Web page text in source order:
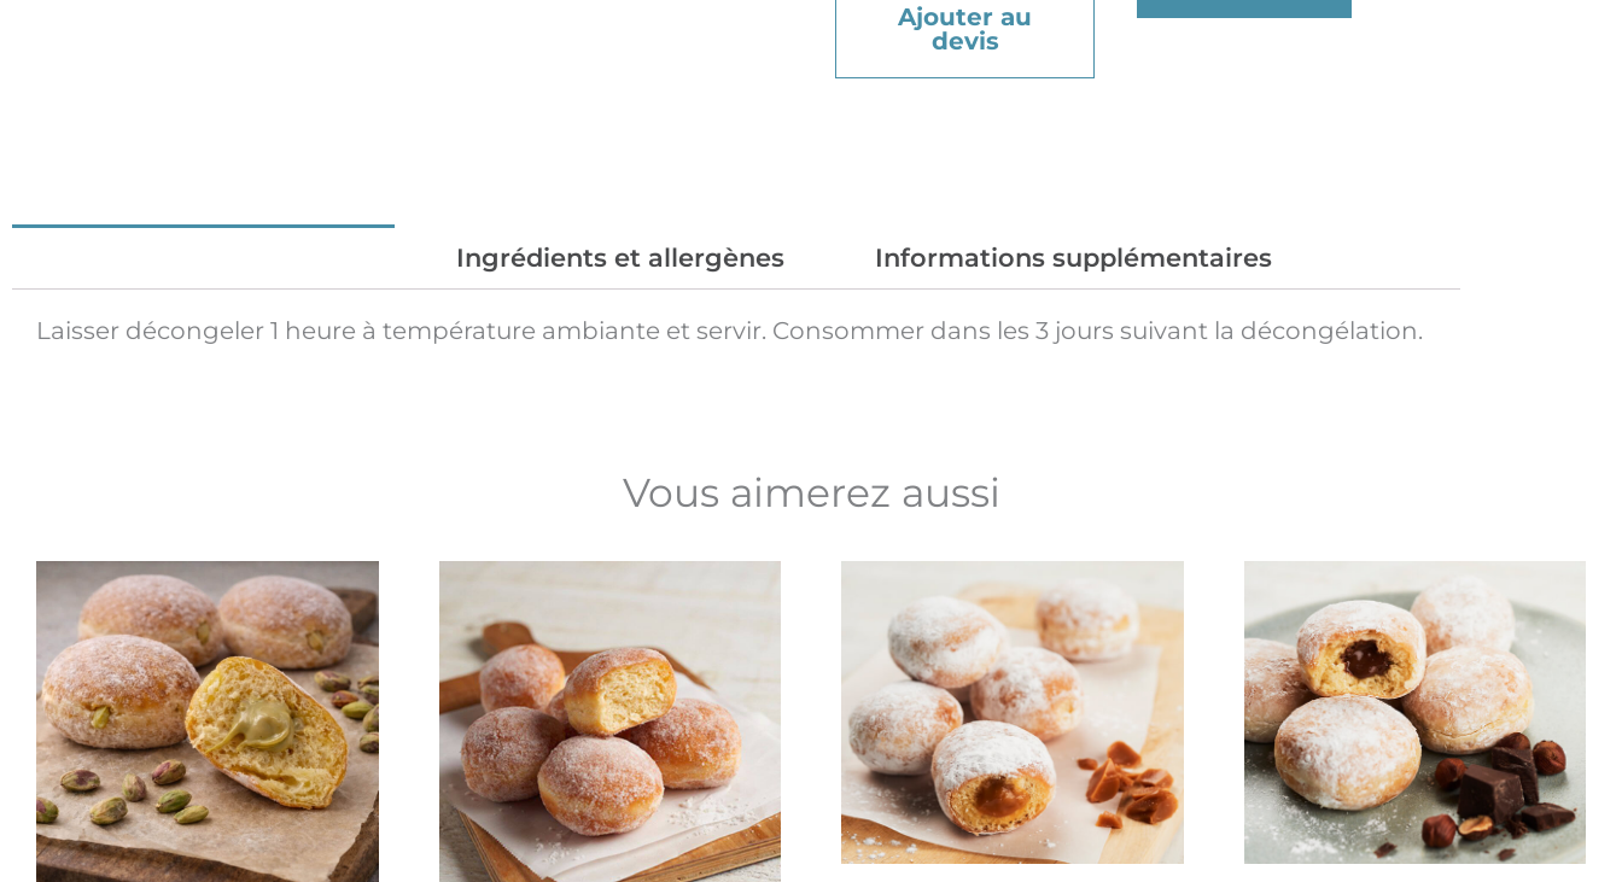
Ajouter au
devis
Ingrédients et allergènes Informations supplémentaires
Laisser décongeler 1 heure à température ambiante et servir. Consommer dans les 3 jours suivant la décongélation.
Vous aimerez aussi